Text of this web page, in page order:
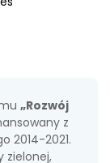
„Rozwój
z
2014-2021.
zielonej,